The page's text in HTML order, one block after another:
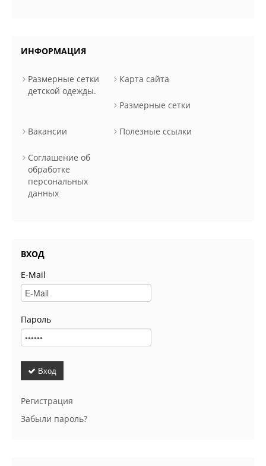
ИНФОРМАЦИЯ
Размерные сетки
детской одежды.
Карта сайта
Размерные сетки
Вакансии Полезные ссылки
Соглашение об
обработке
персональных
данных
ВХОД
E-Mail
Пароль
Вход
Регистрация
Забыли пароль?